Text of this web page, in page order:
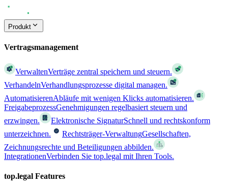
Produkt
Vertragsmanagement
VerwaltenVerträge zentral speichern und steuern.
VerhandelnVerhandlungsprozesse digital managen.
AutomatisierenAbläufe mit wenigen Klicks automatisieren.
FreigabeprozessGenehmigungen regelbasiert steuern und
erzwingen.
Elektronische SignaturSchnell und rechtskonform
unterzeichnen.
Rechtsträger-VerwaltungGesellschaften,
Zeichnungsrechte und Beteiligungen abbilden.
IntegrationenVerbinden Sie top.legal mit Ihren Tools.
top.legal Features